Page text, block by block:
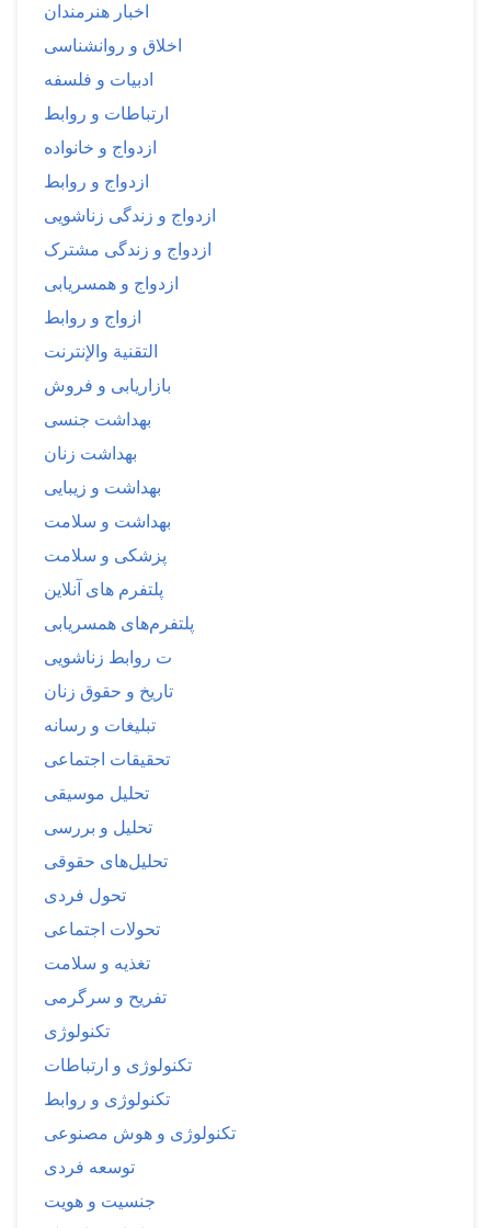
اخبار هنرمندان
اخلاق و روانشناسی
ادبیات و فلسفه
ارتباطات و روابط
ازدواج و خانواده
ازدواج و روابط
ازدواج و زندگی زناشویی
ازدواج و زندگی مشترک
ازدواج و همسریابی
ازواج و روابط
التقنية والإنترنت
بازاریابی و فروش
بهداشت جنسی
بهداشت زنان
بهداشت و زیبایی
بهداشت و سلامت
پزشکی و سلامت
پلتفرم های آنلاین
پلتفرم‌های همسریابی
ت روابط زناشویی
تاریخ و حقوق زنان
تبلیغات و رسانه
تحقیقات اجتماعی
تحلیل موسیقی
تحلیل و بررسی
تحلیل‌های حقوقی
تحول فردی
تحولات اجتماعی
تغذیه و سلامت
تفریح و سرگرمی
تکنولوژی
تکنولوژی و ارتباطات
تکنولوژی و روابط
تکنولوژی و هوش مصنوعی
توسعه فردی
جنسیت و هویت